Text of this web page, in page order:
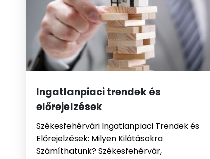
Ingatlanpiaci trendek és
előrejelzések
Székesfehérvári Ingatlanpiaci Trendek és
Előrejelzések: Milyen Kilátásokra
Számíthatunk? Székesfehérvár,